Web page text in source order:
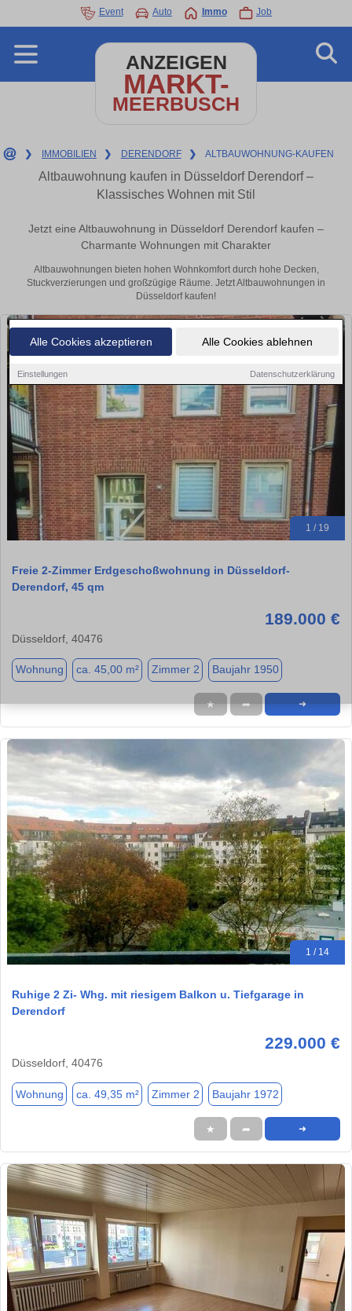
Alle Cookies akzeptieren Alle Cookies ablehnen
Einstellungen Datenschutzerklärung
Event Auto Immo Job
ANZEIGEN
MARKT-
MEERBUSCH
❯ IMMOBILIEN ❯ DERENDORF ❯ ALTBAUWOHNUNG-KAUFEN
Altbauwohnung kaufen in Düsseldorf Derendorf –
Klassisches Wohnen mit Stil
Jetzt eine Altbauwohnung in Düsseldorf Derendorf kaufen –
Charmante Wohnungen mit Charakter
Altbauwohnungen bieten hohen Wohnkomfort durch hohe Decken,
Stuckverzierungen und großzügige Räume. Jetzt Altbauwohnungen in
Düsseldorf kaufen!
1 / 19
Freie 2-Zimmer Erdgeschoßwohnung in Düsseldorf-
Derendorf, 45 qm
189.000 €
Düsseldorf, 40476
Wohnung ca. 45,00 m² Zimmer 2 Baujahr 1950
★ ➦ ➜
1 / 14
Ruhige 2 Zi- Whg. mit riesigem Balkon u. Tiefgarage in
Derendorf
229.000 €
Düsseldorf, 40476
Wohnung ca. 49,35 m² Zimmer 2 Baujahr 1972
★ ➦ ➜